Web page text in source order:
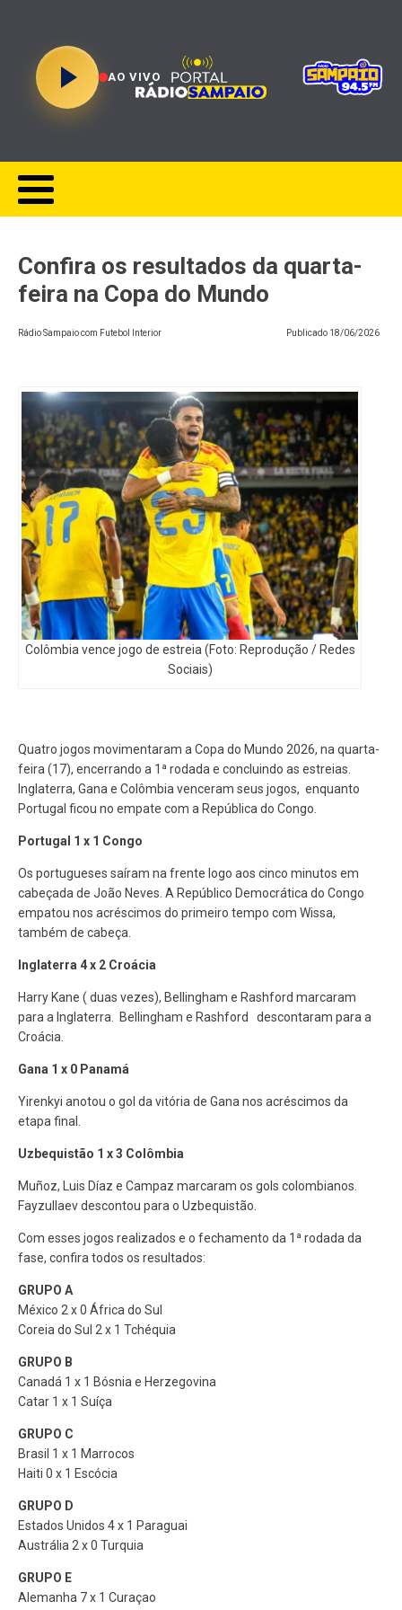
AO VIVO
Confira os resultados da quarta-
feira na Copa do Mundo
Rádio Sampaio com Futebol Interior Publicado 18/06/2026
Colômbia vence jogo de estreia (Foto: Reprodução / Redes
Sociais)
Quatro jogos movimentaram a Copa do Mundo 2026, na quarta-
feira (17), encerrando a 1ª rodada e concluindo as estreias.
Inglaterra, Gana e Colômbia venceram seus jogos, enquanto
Portugal ficou no empate com a República do Congo.
Portugal 1 x 1 Congo
Os portugueses saíram na frente logo aos cinco minutos em
cabeçada de João Neves. A Repúblico Democrática do Congo
empatou nos acréscimos do primeiro tempo com Wissa,
também de cabeça.
Inglaterra 4 x 2 Croácia
Harry Kane ( duas vezes), Bellingham e Rashford marcaram
para a Inglaterra. Bellingham e Rashford descontaram para a
Croácia.
Gana 1 x 0 Panamá
Yirenkyi anotou o gol da vitória de Gana nos acréscimos da
etapa final.
Uzbequistão 1 x 3 Colômbia
Muñoz, Luis Díaz e Campaz marcaram os gols colombianos.
Fayzullaev descontou para o Uzbequistão.
Com esses jogos realizados e o fechamento da 1ª rodada da
fase, confira todos os resultados:
GRUPO A
México 2 x 0 África do Sul
Coreia do Sul 2 x 1 Tchéquia
GRUPO B
Canadá 1 x 1 Bósnia e Herzegovina
Catar 1 x 1 Suíça
GRUPO C
Brasil 1 x 1 Marrocos
Haiti 0 x 1 Escócia
GRUPO D
Estados Unidos 4 x 1 Paraguai
Austrália 2 x 0 Turquia
GRUPO E
Alemanha 7 x 1 Curaçao